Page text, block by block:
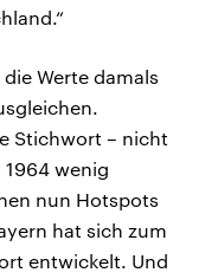
Werte damals
Stichwort – nicht
wenig
nun Hotspots
hat sich zum
entwickelt. Und